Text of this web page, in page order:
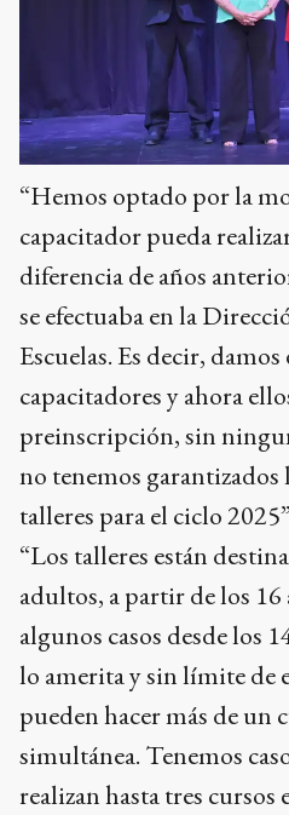
“Hemos optado por la
capacitador pueda
diferencia de años
se efectuaba en la
Escuelas. Es decir,
capacitadores y ahora
preinscripción, sin
no tenemos
talleres para el ciclo
“Los talleres están
adultos, a partir de los
algunos casos desde los
lo amerita y sin límite de
pueden hacer más de un
simultánea. Tenemos
realizan hasta tres cursos